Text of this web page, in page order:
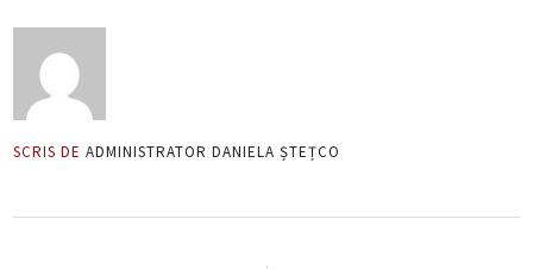
SCRIS DE ADMINISTRATOR DANIELA ȘTEȚCO